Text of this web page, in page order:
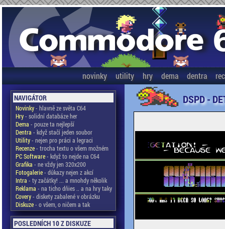
novinky utility hry dema dentra
NAVIGÁTOR
Novinky- hlavně ze světa C64
Hry- solidní databáze her
Dema - pouze ta nejlepší
Dentra - když stačí jeden soubor
Utility- nejen pro práci a legraci
Recenze- trocha textu o všem možném
PC Software- když to nejde na C64
Grafika - ne vždy jen 320x200
Fotogalerie- důkazy nejen z akcí
Intra - ty začátky! ... a mnohdy několik
Reklama - na ticho dňies .. a na hry taky
Covery- diskety zabalené v obrázku
Diskuze- o všem, o ničem a tak
POSLEDNÍCH 10 Z DISKUZE
DSPD -